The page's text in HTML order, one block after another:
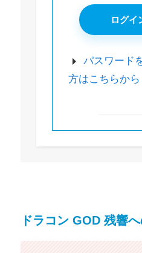
パスワード
方はこちらから
ドラコン GOD 残響